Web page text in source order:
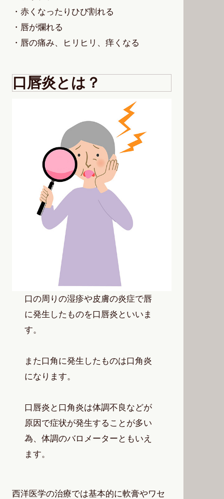
・赤くなったりひび割れる
・唇が爛れる
・唇の痛み、ヒリヒリ、痒くなる
口唇炎とは？
口の周りの湿疹や皮膚の炎症で唇
に発生したものを口唇炎といいま
す。
また口角に発生したものは口角炎
になります。
口唇炎と口角炎は体調不良などが
原因で症状が発生することが多い
為、体調のバロメーターともいえ
ます。
西洋医学の治療では基本的に軟膏やワセ